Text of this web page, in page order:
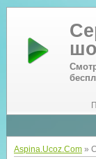
Aspina.Ucoz.Com»